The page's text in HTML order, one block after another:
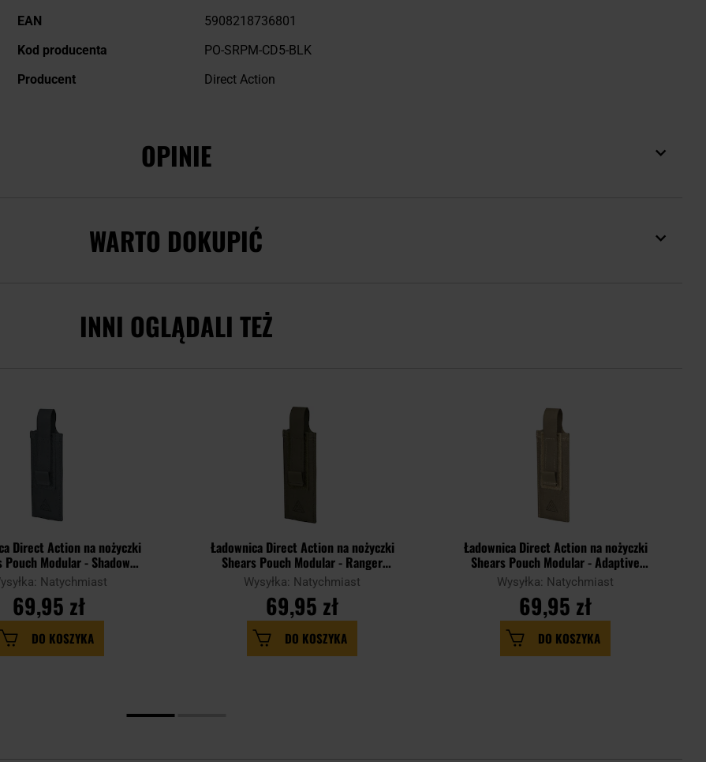
EAN
5908218736801
Kod producenta
PO-SRPM-CD5-BLK
Producent
Direct Action
OPINIE
WARTO DOKUPIĆ
INNI OGLĄDALI TEŻ
Direct Action na nożyczki
Pouch Modular - Shadow
Grey
Natychmiast
69,95 zł
DO KOSZYKA
Ładownica Direct Action na nożyczki
Shears Pouch Modular - Ranger
Green
Wysyłka: Natychmiast
69,95 zł
DO KOSZYKA
Ładownica Direct Action na nożyczki
Shears Pouch Modular - Adaptive
Green
Wysyłka: Natychmiast
69,95 zł
DO KOSZYKA